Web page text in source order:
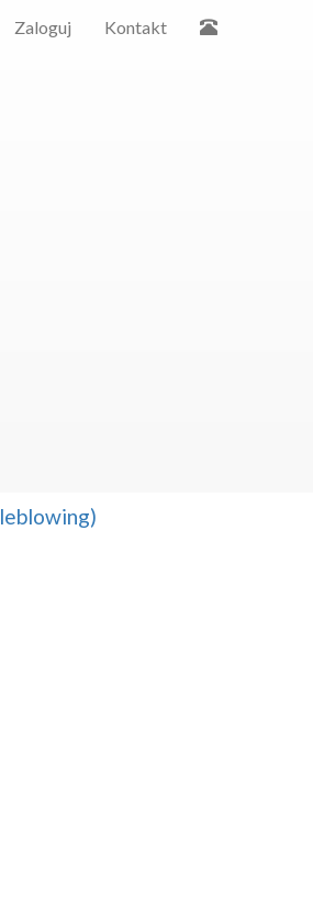
Zaloguj Kontakt